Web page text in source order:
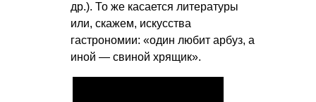
др.). То же касается литературы
или, скажем, искусства
гастрономии: «один любит арбуз, а
иной — свиной хрящик».